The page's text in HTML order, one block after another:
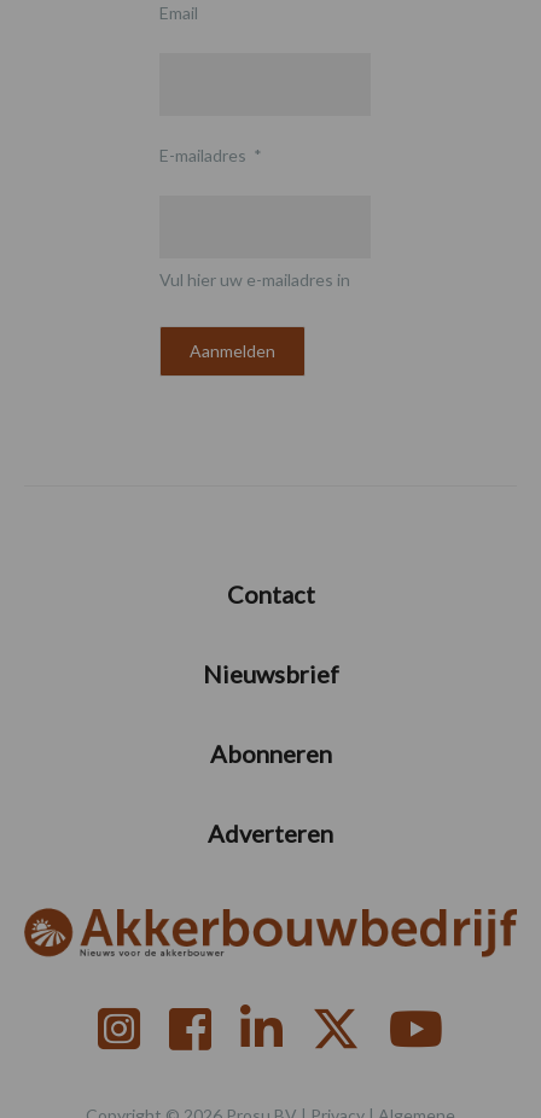
Email
E-mailadres *
Vul hier uw e-mailadres in
Contact
Nieuwsbrief
Abonneren
Adverteren